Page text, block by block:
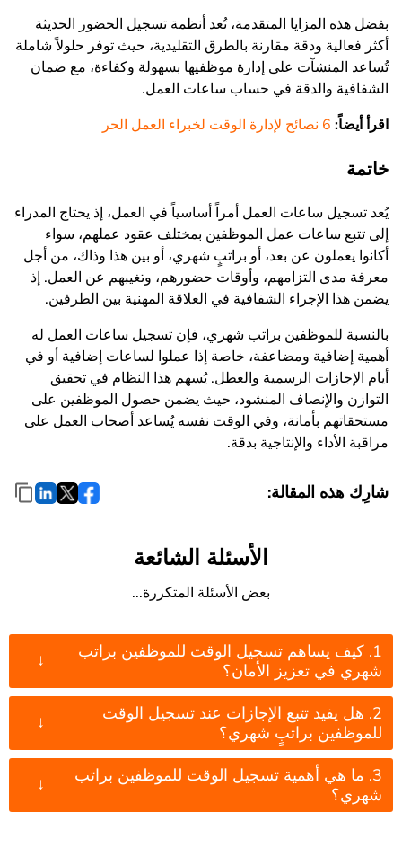
بفضل هذه المزايا المتقدمة، تُعد أنظمة تسجيل الحضور الحديثة
أكثر فعالية ودقة مقارنة بالطرق التقليدية، حيث توفر حلولاً شاملة
تُساعد المنشآت على إدارة موظفيها بسهولة وكفاءة، مع ضمان
الشفافية والدقة في حساب ساعات العمل.
اقرأ أيضاً: 6 نصائح لإدارة الوقت لخبراء العمل الحر
خاتمة
يُعد تسجيل ساعات العمل أمراً أساسياً في العمل، إذ يحتاج المدراء
إلى تتبع ساعات عمل الموظفين بمختلف عقود عملهم، سواء
أكانوا يعملون عن بعد، أو براتبٍ شهري، أو بين هذا وذاك، من أجل
معرفة مدى التزامهم، وأوقات حضورهم، وتغيبهم عن العمل. إذ
يضمن هذا الإجراء الشفافية في العلاقة المهنية بين الطرفين.
بالنسبة للموظفين براتب شهري، فإن تسجيل ساعات العمل له
أهمية إضافية ومضاعفة، خاصة إذا عملوا لساعات إضافية أو في
أيام الإجازات الرسمية والعطل. يُسهم هذا النظام في تحقيق
التوازن والإنصاف المنشود، حيث يضمن حصول الموظفين على
مستحقاتهم بأمانة، وفي الوقت نفسه يُساعد أصحاب العمل على
مراقبة الأداء والإنتاجية بدقة.
شارِك هذه المقالة:
الأسئلة الشائعة
بعض الأسئلة المتكررة...
1. كيف يساهم تسجيل الوقت للموظفين براتب
شهري في تعزيز الأمان؟
↓
2. هل يفيد تتبع الإجازات عند تسجيل الوقت
للموظفين براتبٍ شهري؟
↓
3. ما هي أهمية تسجيل الوقت للموظفين براتب
شهري؟
↓